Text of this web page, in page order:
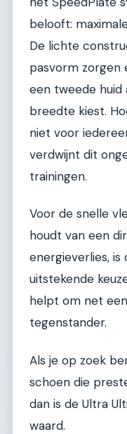
belooft:
De lichte
pasvorm zorgen
een tweede huid
breedte kiest.
niet voor
verdwijnt dit
trainingen.
Voor de snelle
houdt van een
energieverlies, is
uitstekende
helpt om net
tegenstander.
Als je op zoek
schoen die
dan is de Ultra
waard.